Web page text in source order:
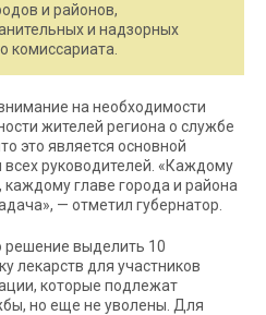
и районов,
и надзорных
комиссариата.
на необходимости
жителей региона о службе
это является основной
всех руководителей. «Каждому
каждому главе города и района
— отметил губернатор.
решение выделить 10
лекарств для участников
которые подлежат
но еще не уволены. Для